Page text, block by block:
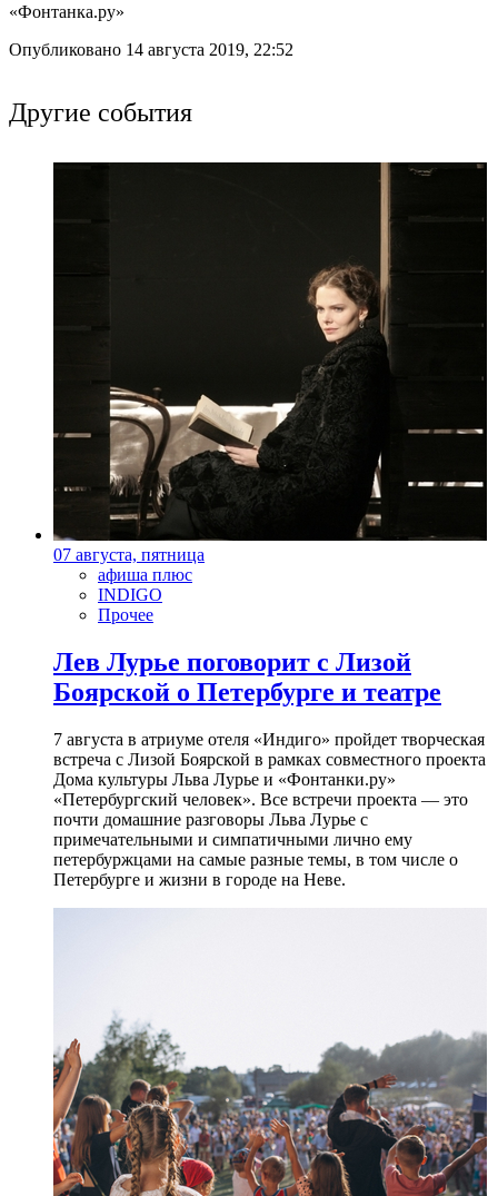
«Фонтанка.ру»
Опубликовано 14 августа 2019, 22:52
Другие события
07 августа, пятница
афиша плюс
INDIGO
Прочее
Лев Лурье поговорит с Лизой
Боярской о Петербурге и театре
7 августа в атриуме отеля «Индиго» пройдет творческая
встреча с Лизой Боярской в рамках совместного проекта
Дома культуры Льва Лурье и «Фонтанки.ру»
«Петербургский человек». Все встречи проекта — это
почти домашние разговоры Льва Лурье с
примечательными и симпатичными лично ему
петербуржцами на самые разные темы, в том числе о
Петербурге и жизни в городе на Неве.